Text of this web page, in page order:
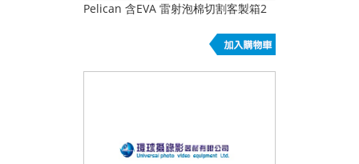
Pelican 含EVA 雷射泡棉切割客製箱2